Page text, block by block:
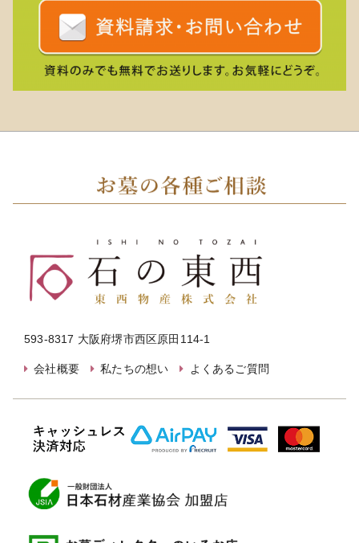
593-8317 大阪府堺市西区原田114-1
会社概要 私たちの想い よくあるご質問